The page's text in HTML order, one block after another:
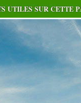
UTILES SUR CETTE